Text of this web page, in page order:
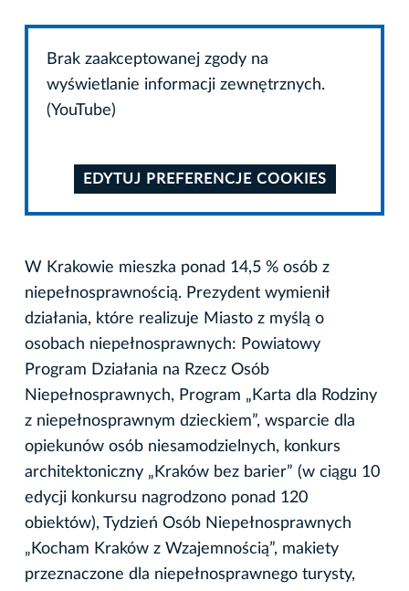
Brak zaakceptowanej zgody na
wyświetlanie informacji zewnętrznych.
(YouTube)
EDYTUJ PREFERENCJE COOKIES
W Krakowie mieszka ponad 14,5 % osób z
niepełnosprawnością. Prezydent wymienił
działania, które realizuje Miasto z myślą o
osobach niepełnosprawnych: Powiatowy
Program Działania na Rzecz Osób
Niepełnosprawnych, Program „Karta dla Rodziny
z niepełnosprawnym dzieckiem”, wsparcie dla
opiekunów osób niesamodzielnych, konkurs
architektoniczny „Kraków bez barier” (w ciągu 10
edycji konkursu nagrodzono ponad 120
obiektów), Tydzień Osób Niepełnosprawnych
„Kocham Kraków z Wzajemnością”, makiety
przeznaczone dla niepełnosprawnego turysty,